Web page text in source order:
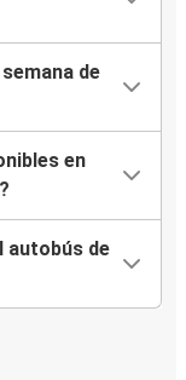
de
en
autobús de